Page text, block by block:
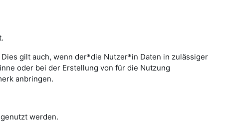
gilt auch, wenn der*die Nutzer*in Daten in zulässiger
oder bei der Erstellung von für die Nutzung
anbringen.
werden.